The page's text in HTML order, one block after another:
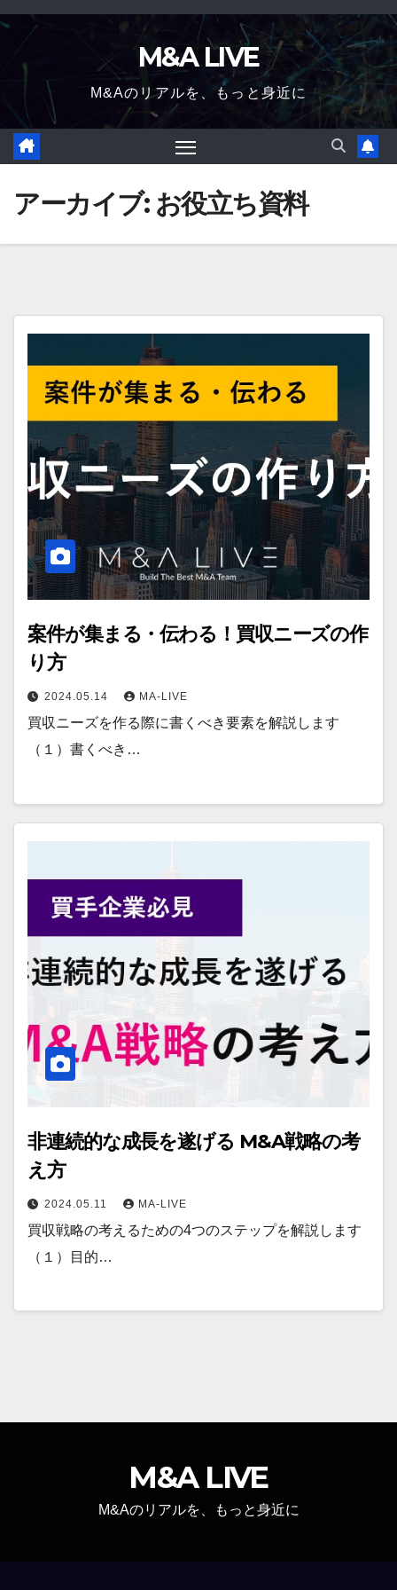
Skip
content
M&A LIVE
M&Aのリアルを、もっと身近に
アーカイブ: お役立ち資料
案件が集まる・伝わる！買収ニーズの作
り方
2024.05.14 MA-LIVE
買収ニーズを作る際に書くべき要素を解説します
（１）書くべき…
非連続的な成長を遂げる M&A戦略の考
え方
2024.05.11 MA-LIVE
買収戦略の考えるための4つのステップを解説します
（１）目的…
M&A LIVE
M&Aのリアルを、もっと身近に